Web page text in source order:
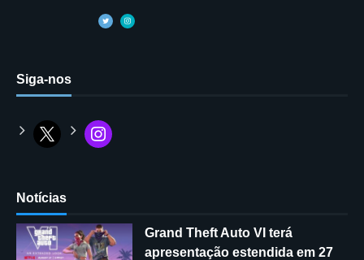
Siga-nos
Notícias
Grand Theft Auto VI terá
apresentação estendida em 27